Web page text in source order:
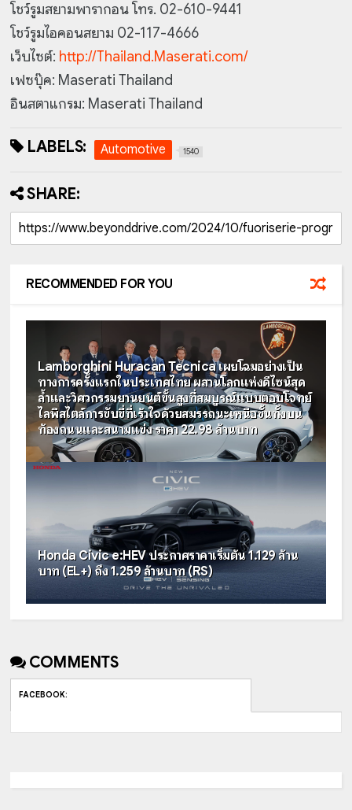
โชว์รูมสยามพารากอน โทร. 02-610-9441
โชว์รูมไอคอนสยาม 02-117-4666
เว็บไซต์: http://Thailand.Maserati.com/
เฟซบุ๊ค: Maserati Thailand
อินสตาแกรม: Maserati Thailand
LABELS: Automotive 1540
SHARE:
RECOMMENDED FOR YOU
Lamborghini Huracan Tecnica เผยโฉมอย่างเป็น
ทางการครั้งแรกในประเทศไทย ผสานโลกแห่งดีไซน์สุด
ล้ำและวิศวกรรมยานยนต์ขั้นสูงที่สมบูรณ์แบบตอบโจทย์
ไลพืสไตล์การขับขี่ที่เร้าใจด้วยสมรรถนะเหนือชั้นทั้งบน
ท้องถนนและสนามแข่ง ราคา 22.98 ล้านบาท
Honda Civic e:HEV ประกาศราคาเริ่มต้น 1.129 ล้าน
บาท (EL+) ถึง 1.259 ล้านบาท (RS)
COMMENTS
FACEBOOK: